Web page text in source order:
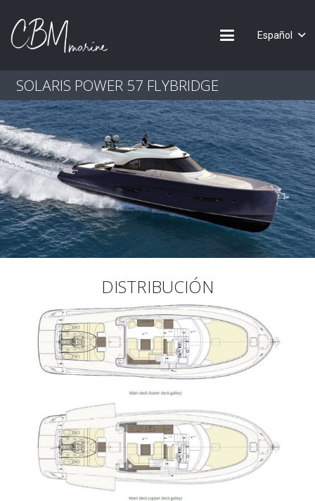
Español
SOLARIS POWER 57 FLYBRIDGE
DISTRIBUCIÓN